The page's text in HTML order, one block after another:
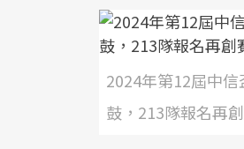
2024年第12屆中
鼓，213隊報名再